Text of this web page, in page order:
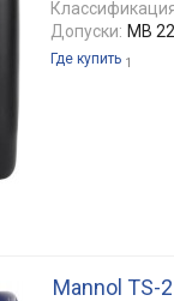
Допуски: MB
Где купить 1
Mannol TS-